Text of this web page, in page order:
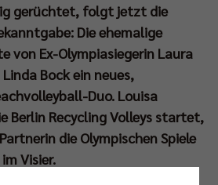
gerüchtet, folgt jetzt die
Die ehemalige
von Ex-Olympiasiegerin Laura
Bock ein neues,
Duo. Louisa
Berlin Recycling Volleys startet,
die Olympischen Spiele
Visier.